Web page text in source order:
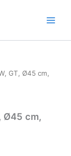
GT, Ø45 cm,
Ø45 cm,